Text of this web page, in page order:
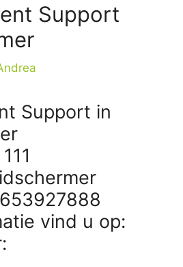
Support
Support in
vind u op: